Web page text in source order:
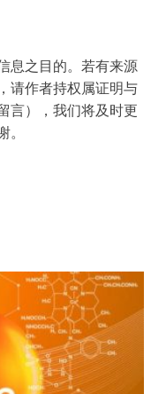
息之目的。若有来源
请作者持权属证明与
言），我们将及时更
。